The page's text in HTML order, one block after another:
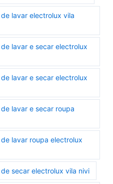
lavar electrolux vila
lavar e secar electrolux
lavar e secar electrolux
lavar e secar roupa
lavar roupa electrolux
secar electrolux vila nivi